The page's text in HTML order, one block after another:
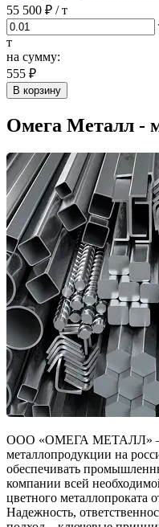
55 500 ₽ / т
т
на сумму:
555 ₽
В корзину
Омега Металл -
ООО «ОМЕГА МЕТАЛЛ» –
металлопродукции на
обеспечивать
компании всей
цветного металлопроката
Надежность,